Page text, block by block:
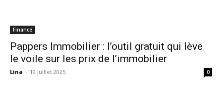
Finance
Pappers Immobilier : l’outil gratuit qui lève
le voile sur les prix de l’immobilier
Lina - 19 juillet 2025 0